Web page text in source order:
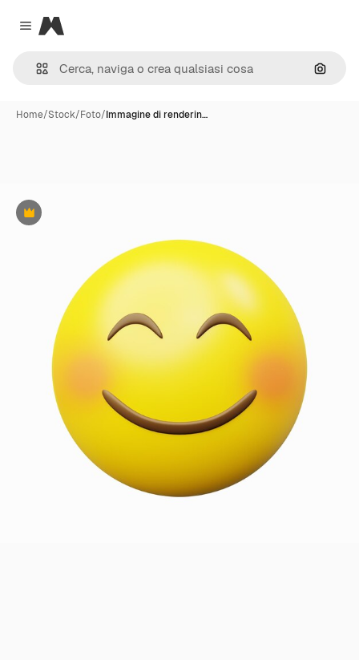
Close menu
Magnific
Cerca
Home/Stock/Foto/Immagine di renderin…
Premium